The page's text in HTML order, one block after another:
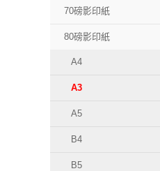
70磅影印紙
80磅影印紙
A4
A3
A5
B4
B5